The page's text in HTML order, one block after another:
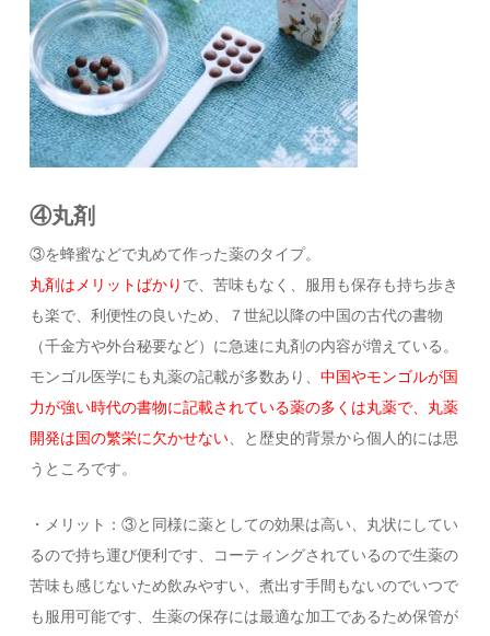
④丸剤
③を蜂蜜などで丸めて作った薬のタイプ。
丸剤はメリットばかり で、苦味もなく、服用も保存も持ち歩き
も楽で、利便性の良いため、７世紀以降の中国の古代の書物
（千金方や外台秘要など）に急速に丸剤の内容が増えている。
モンゴル医学にも丸薬の記載が多数あり、中国やモンゴルが国
力が強い時代の書物に記載されている薬の多くは丸薬で、丸薬
開発は国の繁栄に欠かせない 、と歴史的背景から個人的には思
うところです。
・メリット：③と同様に薬としての効果は高い、丸状にしてい
るので持ち運び便利です、コーティングされているので生薬の
苦味も感じないため飲みやすい、煮出す手間もないのでいつで
も服用可能です、生薬の保存には最適な加工であるため保管が